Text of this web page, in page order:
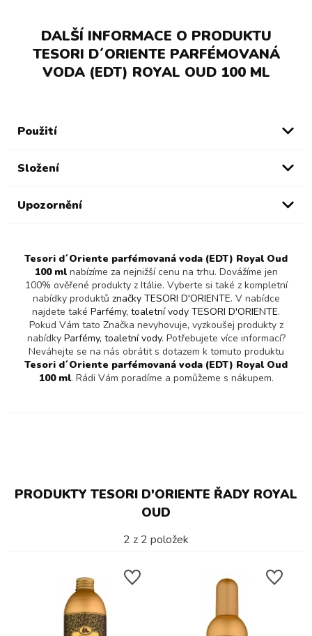
DALŠÍ INFORMACE O PRODUKTU
TESORI D´ORIENTE PARFÉMOVANÁ
VODA (EDT) ROYAL OUD 100 ML
Použití
Složení
Upozornění
Tesori d´Oriente parfémovaná voda (EDT) Royal Oud
100 mlnabízíme za nejnižší cenu na trhu. Dovážíme jen
100% ověřené produkty z Itálie. Vyberte si také z kompletní
nabídky produktů značky TESORI D'ORIENTE. V nabídce
najdete také Parfémy, toaletní vody TESORI D'ORIENTE.
Pokud Vám tato Značka nevyhovuje, vyzkoušej produkty z
nabídky Parfémy, toaletní vody. Potřebujete více informací?
Neváhejte se na nás obrátit s dotazem k tomuto produktu
Tesori d´Oriente parfémovaná voda (EDT) Royal Oud
100 ml. Rádi Vám poradíme a pomůžeme s nákupem.
PRODUKTY TESORI D'ORIENTE ŘADY ROYAL
OUD
2 z 2 položek